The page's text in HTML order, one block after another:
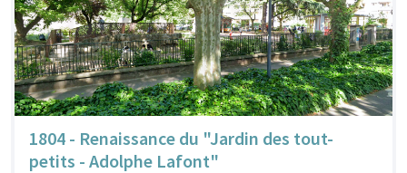
1804 - Renaissance du "Jardin des tout-
petits - Adolphe Lafont"